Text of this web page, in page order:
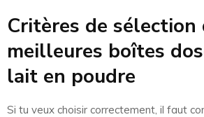
Critères de sélection
meilleures boîtes
lait en poudre
Si tu veux choisir correctement, il faut